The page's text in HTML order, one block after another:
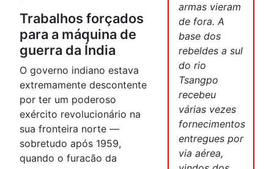
armas vieram
de fora. A
base dos
rebeldes a sul
do rio
Tsangpo
recebeu
várias vezes
fornecimentos
entregues por
via aérea,
Trabalhos forçados
para a máquina de
guerra da Índia
O governo indiano estava
extremamente descontente
por ter um poderoso
exército revolucionário na
sua fronteira norte —
sobretudo após 1959,
quando o furacão da